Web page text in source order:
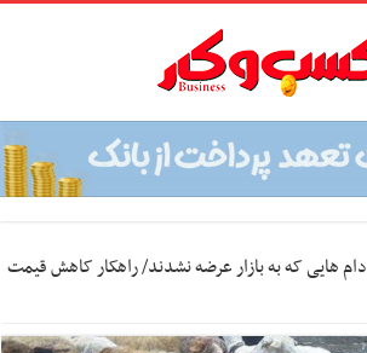
دام هایی که به بازار عرضه نشدند/ راهکار کاهش قیمت